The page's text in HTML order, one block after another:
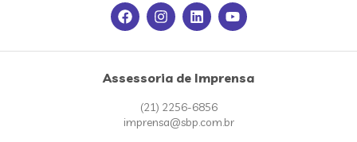
Assessoria de Imprensa
(21) 2256-6856
imprensa@sbp.com.br